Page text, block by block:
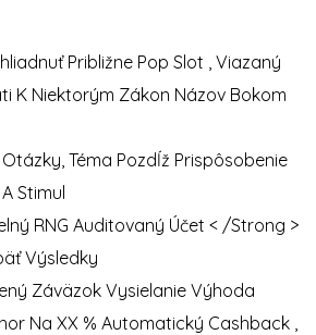
Približne Pop Slot , Viazaný
K Niektorým Zákon Názov Bokom
Téma Pozdĺž Prispôsobenie
Stimul
RNG Auditovaný Účet < /Strong >
Výsledky
Záväzok Vysielanie Výhoda
Na XX % Automatický Cashback ,